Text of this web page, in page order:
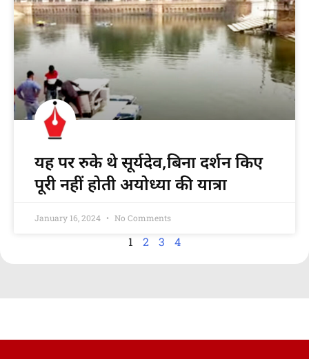
यह पर रुके थे सूर्यदेव,बिना दर्शन किए
पूरी नहीं होती अयोध्या की यात्रा
January 16, 2024 No Comments
1 2 3 4